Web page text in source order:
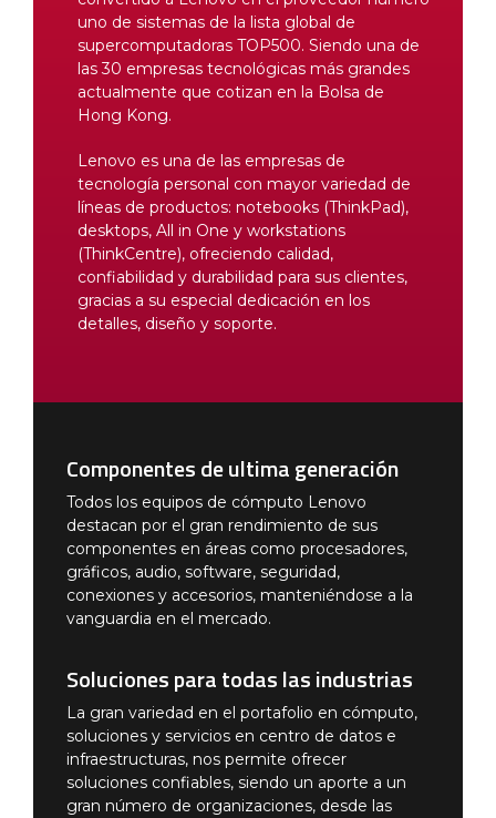
uno de sistemas de la lista global de
supercomputadoras TOP500. Siendo una de
las 30 empresas tecnológicas más grandes
actualmente que cotizan en la Bolsa de
Hong Kong.
Lenovo es una de las empresas de
tecnología personal con mayor variedad de
líneas de productos: notebooks (ThinkPad),
desktops, All in One y workstations
(ThinkCentre), ofreciendo calidad,
confiabilidad y durabilidad para sus clientes,
gracias a su especial dedicación en los
detalles, diseño y soporte.
Componentes de ultima generación
Todos los equipos de cómputo Lenovo
destacan por el gran rendimiento de sus
componentes en áreas como procesadores,
gráficos, audio, software, seguridad,
conexiones y accesorios, manteniéndose a la
vanguardia en el mercado.
Soluciones para todas las industrias
La gran variedad en el portafolio en cómputo,
soluciones y servicios en centro de datos e
infraestructuras, nos permite ofrecer
soluciones confiables, siendo un aporte a un
gran número de organizaciones, desde las